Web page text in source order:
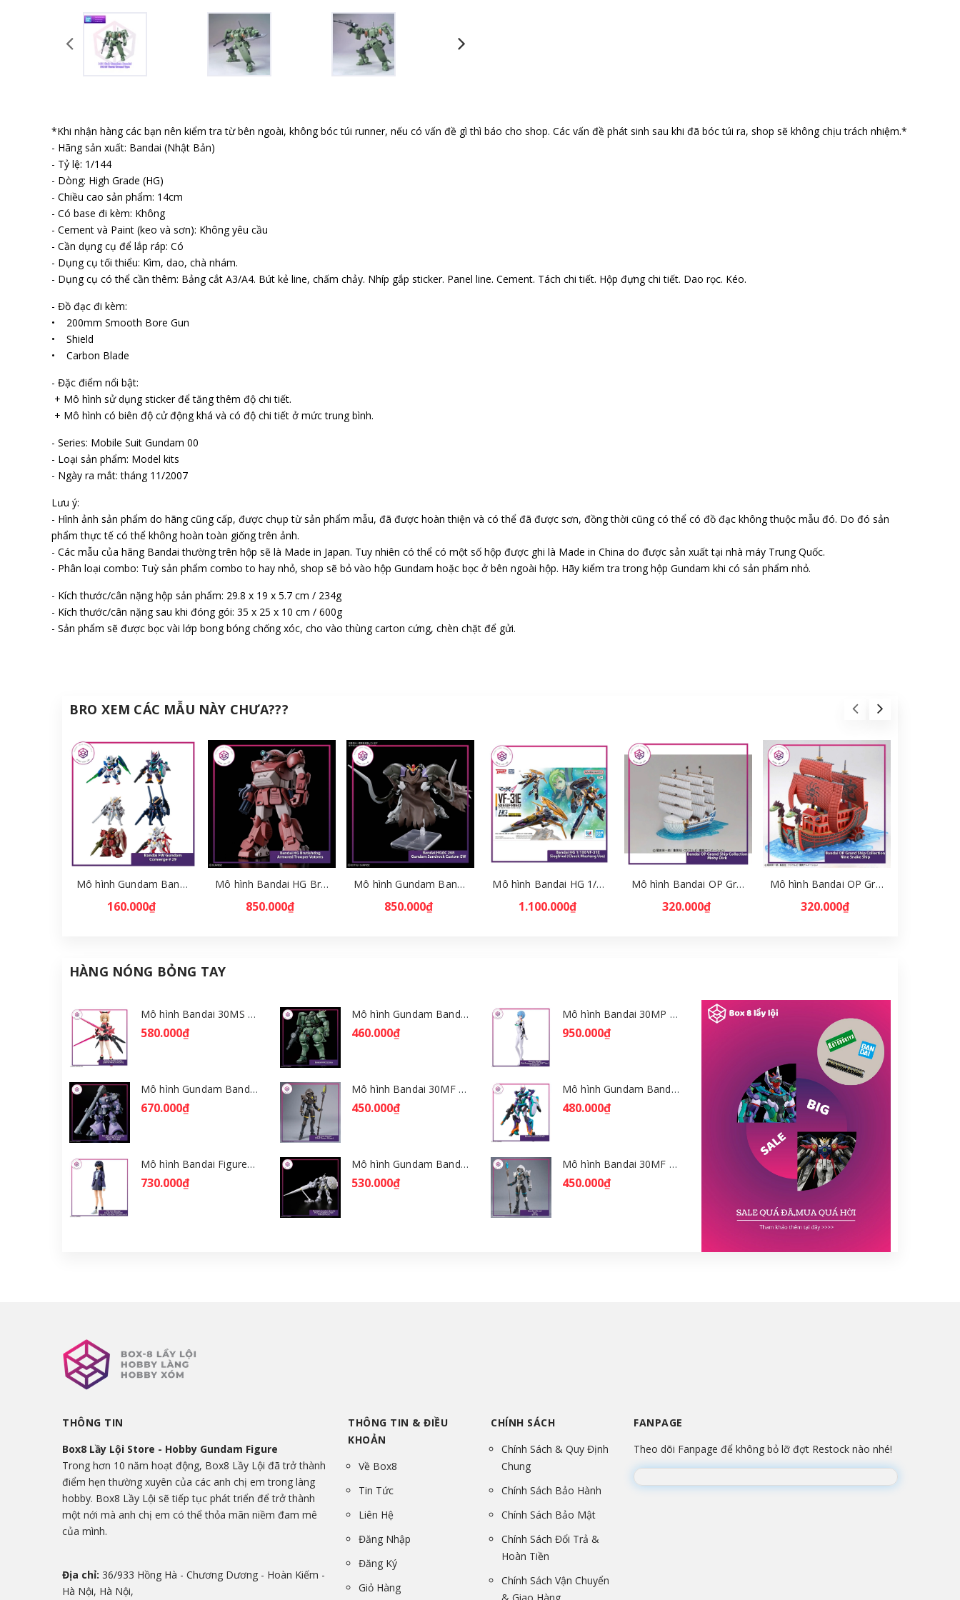
*Khi nhận hàng các bạn nên kiểm tra từ bên ngoài, không bóc túi runner, nếu có vấn đề gì thì báo cho shop. Các vấn đề phát sinh sau khi đã bóc túi ra, shop sẽ không chịu trách nhiệm.*
- Hãng sản xuất: Bandai (Nhật Bản)
- Tỷ lệ: 1/144
- Dòng: High Grade (HG)
- Chiều cao sản phẩm: 14cm
- Có base đi kèm: Không
- Cement và Paint (keo và sơn): Không yêu cầu
- Cần dụng cụ để lắp ráp: Có
- Dụng cụ tối thiểu: Kìm, dao, chà nhám.
- Dụng cụ có thể cần thêm: Bảng cắt A3/A4. Bút kẻ line, chấm chảy. Nhíp gắp sticker. Panel line. Cement. Tách chi tiết. Hộp đựng chi tiết. Dao rọc. Kéo.
- Đồ đạc đi kèm:
• 200mm Smooth Bore Gun
• Shield
• Carbon Blade
- Đặc điểm nổi bật:
+ Mô hình sử dụng sticker để tăng thêm độ chi tiết.
+ Mô hình có biên độ cử động khá và có độ chi tiết ở mức trung bình.
- Series: Mobile Suit Gundam 00
- Loại sản phẩm: Model kits
- Ngày ra mắt: tháng 11/2007
Lưu ý:
- Hình ảnh sản phẩm do hãng cũng cấp, được chụp từ sản phẩm mẫu, đã được hoàn thiện và có thể đã được sơn, đồng thời cũng có thể có đồ đạc không thuộc mẫu đó. Do đó sản
phẩm thực tế có thể không hoàn toàn giống trên ảnh.
- Các mẫu của hãng Bandai thường trên hộp sẽ là Made in Japan. Tuy nhiên có thể có một số hộp được ghi là Made in China do được sản xuất tại nhà máy Trung Quốc.
- Phân loại combo: Tuỳ sản phẩm combo to hay nhỏ, shop sẽ bỏ vào hộp Gundam hoặc bọc ở bên ngoài hộp. Hãy kiểm tra trong hộp Gundam khi có sản phẩm nhỏ.
- Kích thước/cân nặng hộp sản phẩm: 29.8 x 19 x 5.7 cm / 234g
- Kích thước/cân nặng sau khi đóng gói: 35 x 25 x 10 cm / 600g
- Sản phẩm sẽ được bọc vài lớp bong bóng chống xóc, cho vào thùng carton cứng, chèn chặt để gửi.
BRO XEM CÁC MẪU NÀY CHƯA???
Mô hình Gundam Bandai FW Gundam Converge # 29 Full Set [GDB] [FCH]
160.000₫
Mô hình Bandai HG Brutishdog - Armored Trooper Votoms [GDB] [BHG]
850.000₫
Mô hình Gundam Bandai HGAC 268 Gundam Sandrock Custom EW [GDB] [BHG]
850.000₫
Mô hình Bandai HG 1/100 VF-31E Siegfried (Chuck Mustang Use) [GDB] [BHG]
1.100.000₫
Mô hình Bandai OP Grand Ship Collection Moby Dick [GDB] [MKB]
320.000₫
Mô hình Bandai OP Grand Ship Collection Nine Snake Ship [GBD] [MKB]
320.000₫
HÀNG NÓNG BỎNG TAY
Mô hình Bandai 30MS Tiasha (Dahlia Wear) [Color B] [GDB] [30MS]
580.000₫
Mô hình Gundam Bandai HGGQ Zaku 1/144 – MSG GQuuuuuuX [GDB] [BHG]
460.000₫
Mô hình Bandai 30MP Rei Ayanami (PLUG SUIT Ver.) – Evangelion [GDB] [30MP]
950.000₫
Mô hình Gundam Bandai HGGQ Rick Dom (Gaia / Ortega) 1/144 [GDB] [BHG]
670.000₫
Mô hình Bandai 30MF Rosan Wizard [GDB] [30MF]
450.000₫
Mô hình Gundam Bandai HGGQ GFreD 1/144 [GDB] [BHG]
480.000₫
Mô hình Bandai Figure-rise Standard Nyaan - Gundam GQuuuuuuX [GDB] [FRS]
730.000₫
Mô hình Gundam Bandai HGGQ Xavier's Gyan Hakuji-Packs 1/144 [GDB] [BHG]
530.000₫
Mô hình Bandai 30MF Liber Wizard [GDB] [30MF]
450.000₫
THÔNG TIN
Box8 Lầy Lội Store - Hobby Gundam Figure
Trong hơn 10 năm hoạt động, Box8 Lầy Lội đã trở thành
điểm hẹn thường xuyên của các anh chị em trong làng
hobby. Box8 Lầy Lội sẽ tiếp tục phát triển để trở thành
một nới mà anh chị em có thể thỏa mãn niềm đam mê
của mình.
Địa chỉ: 36/933 Hồng Hà - Chương Dương - Hoàn Kiếm -
Hà Nội, Hà Nội,
THÔNG TIN & ĐIỀU
KHOẢN
Về Box8
Tin Tức
Liên Hệ
Đăng Nhập
Đăng Ký
Giỏ Hàng
CHÍNH SÁCH
Chính Sách & Quy Định
Chung
Chính Sách Bảo Hành
Chính Sách Bảo Mật
Chính Sách Đổi Trả &
Hoàn Tiền
Chính Sách Vận Chuyển
FANPAGE
Theo dõi Fanpage để không bỏ lỡ đợt Restock nào nhé!
Đang lắp ráp Fanpage...